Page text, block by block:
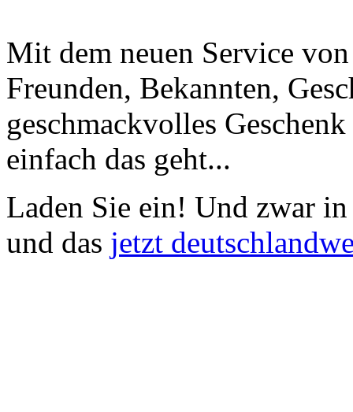
Mit dem neuen Service
Freunden, Bekannten,
geschmackvolles
einfach das geht...
Laden Sie ein! Und zwar in
und das jetzt